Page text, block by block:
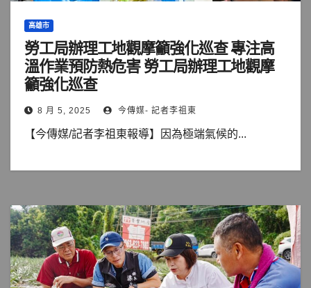
高雄市
勞工局辦理工地觀摩籲強化巡查 專注高
溫作業預防熱危害 勞工局辦理工地觀摩
籲強化巡查
8 月 5, 2025 今傳媒- 記者李祖東
【今傳媒/記者李祖東報導】因為極端氣候的...